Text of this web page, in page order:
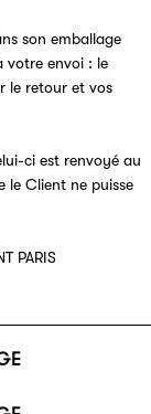
son emballage
votre envoi : le
le retour et vos
ci est renvoyé au
le Client ne puisse
PARIS